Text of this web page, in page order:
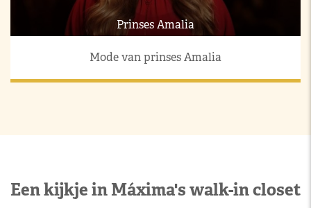
Prinses Amalia
Mode van prinses Amalia
Een kijkje in Máxima's walk-in closet